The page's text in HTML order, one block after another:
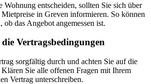
Wohnung entscheiden, sollten Sie sich über
in Greven informieren. So können
ob das Angebot angemessen ist.
Vertragsbedingungen
sorgfältig durch und achten Sie auf die
Sie alle offenen Fragen mit Ihrem
Vertrag unterschreiben.